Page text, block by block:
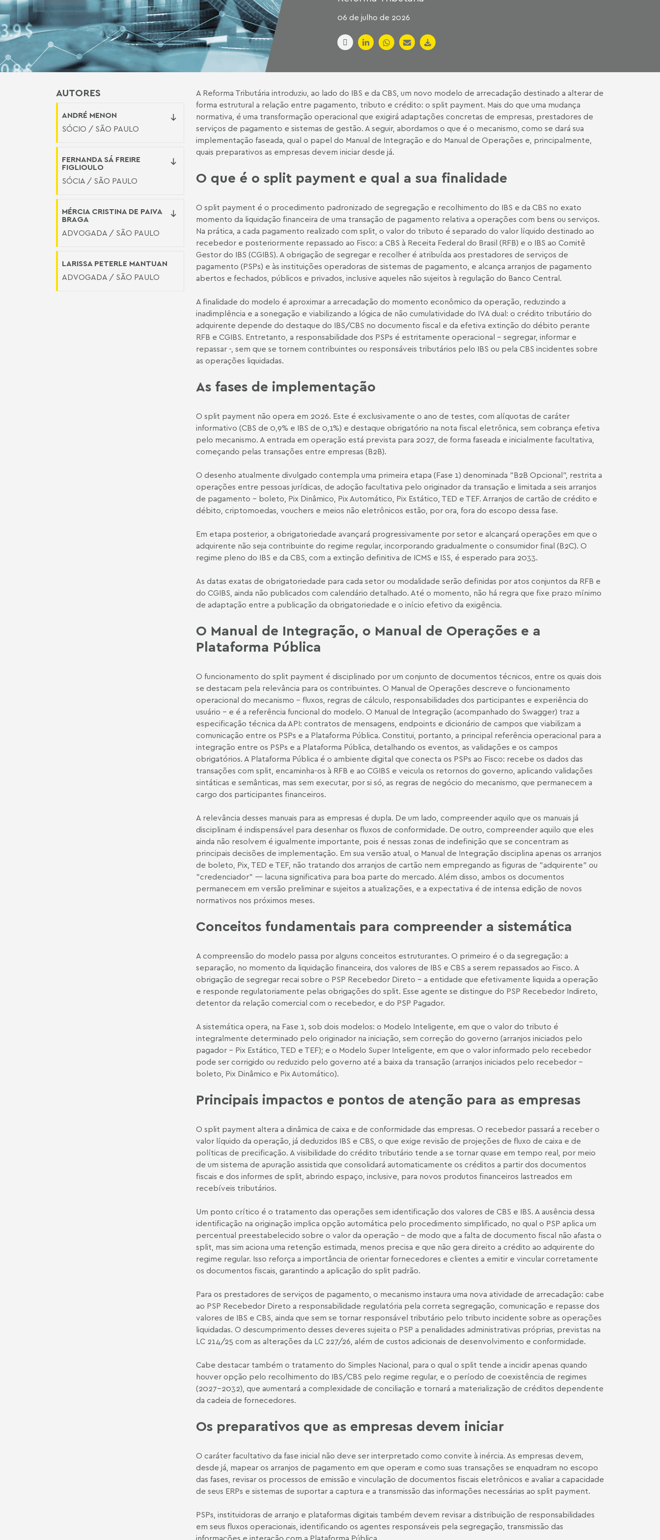
06 de julho de 2026
AUTORES
ANDRÉ MENON
SÓCIO / SÃO PAULO
FERNANDA SÁ FREIRE
FIGLIOULO
SÓCIA / SÃO PAULO
MÉRCIA CRISTINA DE PAIVA
BRAGA
ADVOGADA / SÃO PAULO
LARISSA PETERLE MANTUAN
ADVOGADA / SÃO PAULO
A Reforma Tributária introduziu, ao lado do IBS e da CBS, um novo modelo de arrecadação destinado a alterar de
forma estrutural a relação entre pagamento, tributo e crédito: o split payment. Mais do que uma mudança
normativa, é uma transformação operacional que exigirá adaptações concretas de empresas, prestadores de
serviços de pagamento e sistemas de gestão. A seguir, abordamos o que é o mecanismo, como se dará sua
implementação faseada, qual o papel do Manual de Integração e do Manual de Operações e, principalmente,
quais preparativos as empresas devem iniciar desde já.
O que é o split payment e qual a sua finalidade
O split payment é o procedimento padronizado de segregação e recolhimento do IBS e da CBS no exato
momento da liquidação financeira de uma transação de pagamento relativa a operações com bens ou serviços.
Na prática, a cada pagamento realizado com split, o valor do tributo é separado do valor líquido destinado ao
recebedor e posteriormente repassado ao Fisco: a CBS à Receita Federal do Brasil (RFB) e o IBS ao Comitê
Gestor do IBS (CGIBS). A obrigação de segregar e recolher é atribuída aos prestadores de serviços de
pagamento (PSPs) e às instituições operadoras de sistemas de pagamento, e alcança arranjos de pagamento
abertos e fechados, públicos e privados, inclusive aqueles não sujeitos à regulação do Banco Central.
A finalidade do modelo é aproximar a arrecadação do momento econômico da operação, reduzindo a
inadimplência e a sonegação e viabilizando a lógica de não cumulatividade do IVA dual: o crédito tributário do
adquirente depende do destaque do IBS/CBS no documento fiscal e da efetiva extinção do débito perante
RFB e CGIBS. Entretanto, a responsabilidade dos PSPs é estritamente operacional - segregar, informar e
repassar -, sem que se tornem contribuintes ou responsáveis tributários pelo IBS ou pela CBS incidentes sobre
as operações liquidadas.
As fases de implementação
O split payment não opera em 2026. Este é exclusivamente o ano de testes, com alíquotas de caráter
informativo (CBS de 0,9% e IBS de 0,1%) e destaque obrigatório na nota fiscal eletrônica, sem cobrança efetiva
pelo mecanismo. A entrada em operação está prevista para 2027, de forma faseada e inicialmente facultativa,
começando pelas transações entre empresas (B2B).
O desenho atualmente divulgado contempla uma primeira etapa (Fase 1) denominada "B2B Opcional", restrita a
operações entre pessoas jurídicas, de adoção facultativa pelo originador da transação e limitada a seis arranjos
de pagamento - boleto, Pix Dinâmico, Pix Automático, Pix Estático, TED e TEF. Arranjos de cartão de crédito e
débito, criptomoedas, vouchers e meios não eletrônicos estão, por ora, fora do escopo dessa fase.
Em etapa posterior, a obrigatoriedade avançará progressivamente por setor e alcançará operações em que o
adquirente não seja contribuinte do regime regular, incorporando gradualmente o consumidor final (B2C). O
regime pleno do IBS e da CBS, com a extinção definitiva de ICMS e ISS, é esperado para 2033.
As datas exatas de obrigatoriedade para cada setor ou modalidade serão definidas por atos conjuntos da RFB e
do CGIBS, ainda não publicados com calendário detalhado. Até o momento, não há regra que fixe prazo mínimo
de adaptação entre a publicação da obrigatoriedade e o início efetivo da exigência.
O Manual de Integração, o Manual de Operações e a
Plataforma Pública
O funcionamento do split payment é disciplinado por um conjunto de documentos técnicos, entre os quais dois
se destacam pela relevância para os contribuintes. O Manual de Operações descreve o funcionamento
operacional do mecanismo - fluxos, regras de cálculo, responsabilidades dos participantes e experiência do
usuário - e é a referência funcional do modelo. O Manual de Integração (acompanhado do Swagger) traz a
especificação técnica da API: contratos de mensagens, endpoints e dicionário de campos que viabilizam a
comunicação entre os PSPs e a Plataforma Pública. Constitui, portanto, a principal referência operacional para a
integração entre os PSPs e a Plataforma Pública, detalhando os eventos, as validações e os campos
obrigatórios. A Plataforma Pública é o ambiente digital que conecta os PSPs ao Fisco: recebe os dados das
transações com split, encaminha-os à RFB e ao CGIBS e veicula os retornos do governo, aplicando validações
sintáticas e semânticas, mas sem executar, por si só, as regras de negócio do mecanismo, que permanecem a
cargo dos participantes financeiros.
A relevância desses manuais para as empresas é dupla. De um lado, compreender aquilo que os manuais já
disciplinam é indispensável para desenhar os fluxos de conformidade. De outro, compreender aquilo que eles
ainda não resolvem é igualmente importante, pois é nessas zonas de indefinição que se concentram as
principais decisões de implementação. Em sua versão atual, o Manual de Integração disciplina apenas os arranjos
de boleto, Pix, TED e TEF, não tratando dos arranjos de cartão nem empregando as figuras de "adquirente" ou
"credenciador" — lacuna significativa para boa parte do mercado. Além disso, ambos os documentos
permanecem em versão preliminar e sujeitos a atualizações, e a expectativa é de intensa edição de novos
normativos nos próximos meses.
Conceitos fundamentais para compreender a sistemática
A compreensão do modelo passa por alguns conceitos estruturantes. O primeiro é o da segregação: a
separação, no momento da liquidação financeira, dos valores de IBS e CBS a serem repassados ao Fisco. A
obrigação de segregar recai sobre o PSP Recebedor Direto - a entidade que efetivamente liquida a operação
e responde regulatoriamente pelas obrigações do split. Esse agente se distingue do PSP Recebedor Indireto,
detentor da relação comercial com o recebedor, e do PSP Pagador.
A sistemática opera, na Fase 1, sob dois modelos: o Modelo Inteligente, em que o valor do tributo é
integralmente determinado pelo originador na iniciação, sem correção do governo (arranjos iniciados pelo
pagador - Pix Estático, TED e TEF); e o Modelo Super Inteligente, em que o valor informado pelo recebedor
pode ser corrigido ou reduzido pelo governo até a baixa da transação (arranjos iniciados pelo recebedor -
boleto, Pix Dinâmico e Pix Automático).
Principais impactos e pontos de atenção para as empresas
O split payment altera a dinâmica de caixa e de conformidade das empresas. O recebedor passará a receber o
valor líquido da operação, já deduzidos IBS e CBS, o que exige revisão de projeções de fluxo de caixa e de
políticas de precificação. A visibilidade do crédito tributário tende a se tornar quase em tempo real, por meio
de um sistema de apuração assistida que consolidará automaticamente os créditos a partir dos documentos
fiscais e dos informes de split, abrindo espaço, inclusive, para novos produtos financeiros lastreados em
recebíveis tributários.
Um ponto crítico é o tratamento das operações sem identificação dos valores de CBS e IBS. A ausência dessa
identificação na originação implica opção automática pelo procedimento simplificado, no qual o PSP aplica um
percentual preestabelecido sobre o valor da operação - de modo que a falta de documento fiscal não afasta o
split, mas sim aciona uma retenção estimada, menos precisa e que não gera direito a crédito ao adquirente do
regime regular. Isso reforça a importância de orientar fornecedores e clientes a emitir e vincular corretamente
os documentos fiscais, garantindo a aplicação do split padrão.
Para os prestadores de serviços de pagamento, o mecanismo instaura uma nova atividade de arrecadação: cabe
ao PSP Recebedor Direto a responsabilidade regulatória pela correta segregação, comunicação e repasse dos
valores de IBS e CBS, ainda que sem se tornar responsável tributário pelo tributo incidente sobre as operações
liquidadas. O descumprimento desses deveres sujeita o PSP a penalidades administrativas próprias, previstas na
LC 214/25 com as alterações da LC 227/26, além de custos adicionais de desenvolvimento e conformidade.
Cabe destacar também o tratamento do Simples Nacional, para o qual o split tende a incidir apenas quando
houver opção pelo recolhimento do IBS/CBS pelo regime regular, e o período de coexistência de regimes
(2027–2032), que aumentará a complexidade de conciliação e tornará a materialização de créditos dependente
da cadeia de fornecedores.
Os preparativos que as empresas devem iniciar
O caráter facultativo da fase inicial não deve ser interpretado como convite à inércia. As empresas devem,
desde já, mapear os arranjos de pagamento em que operam e como suas transações se enquadram no escopo
das fases, revisar os processos de emissão e vinculação de documentos fiscais eletrônicos e avaliar a capacidade
de seus ERPs e sistemas de suportar a captura e a transmissão das informações necessárias ao split payment.
PSPs, instituidoras de arranjo e plataformas digitais também devem revisar a distribuição de responsabilidades
em seus fluxos operacionais, identificando os agentes responsáveis pela segregação, transmissão das
informações e interação com a Plataforma Pública.